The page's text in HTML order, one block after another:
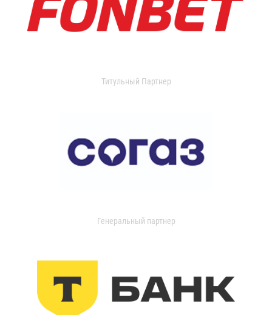
Титульный Партнер
Генеральный партнер